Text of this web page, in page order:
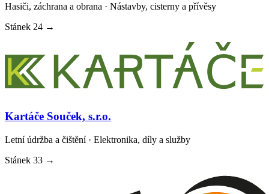
Hasiči, záchrana a obrana · Nástavby, cisterny a přívěsy
Stánek 24 →
Kartáče Souček, s.r.o.
Letní údržba a čištění · Elektronika, díly a služby
Stánek 33 →